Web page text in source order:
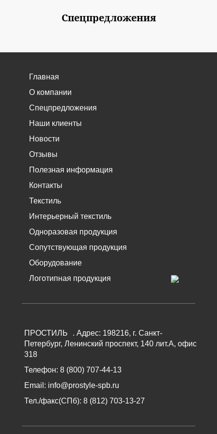
Спецпредложения
Главная
О компании
Спецпредложения
Наши клиенты
Новости
Отзывы
Полезная информация
Контакты
Текстиль
Интерьерный текстиль
Одноразовая продукция
Сопутствующая продукция
Оборудование
Логотипная продукция
ПРОСТИЛЬ . Адрес: 198216, г. Санкт-
Петербург, Ленинский проспект, 140 лит.А, офис
318
Телефон: 8 (800) 707-44-13
Email: info@prostyle-spb.ru
Тел./факс(СПб): 8 (812) 703-13-27